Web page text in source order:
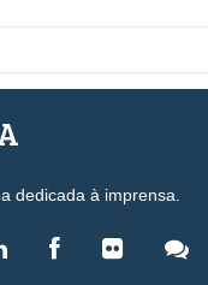
dedicada à imprensa.